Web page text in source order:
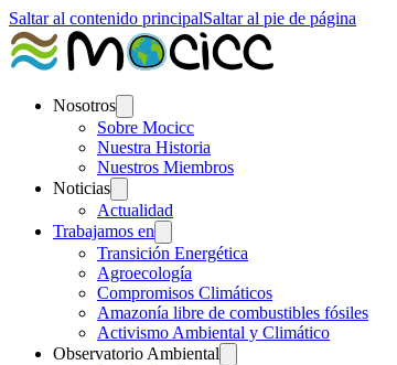
Saltar al contenido principalSaltar al pie de página
Nosotros
Sobre Mocicc
Nuestra Historia
Nuestros Miembros
Noticias
Actualidad
Trabajamos en
Transición Energética
Agroecología
Compromisos Climáticos
Amazonía libre de combustibles fósiles
Activismo Ambiental y Climático
Observatorio Ambiental